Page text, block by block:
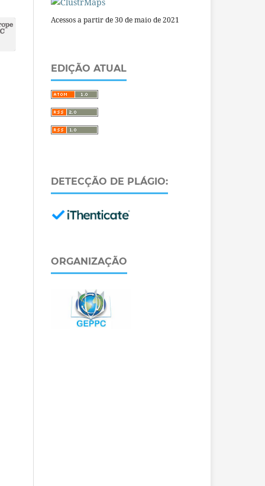
Acessos a partir de 30 de maio de 2021
EDIÇÃO ATUAL
DETECÇÃO DE PLÁGIO:
ORGANIZAÇÃO